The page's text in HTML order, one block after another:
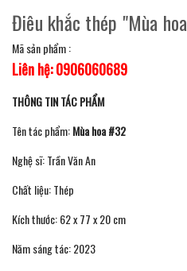
Điêu khắc thép "Mùa
Mã sản phẩm :
Liên hệ: 0906060689
THÔNG TIN TÁC PHẨM
Tên tác phẩm:Mùa hoa #32
Nghệ sĩ: Trần Văn An
Chất liệu: Thép
Kích thước: 62 x 77 x 20 cm
Năm sáng tác: 2023